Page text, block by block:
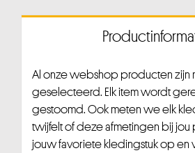
Al onze webshop producten zijn
geselecteerd. Elk item wordt
gestoomd. Ook meten we elk
twijfelt of deze afmetingen bij jou
jouw favoriete kledingstuk op en